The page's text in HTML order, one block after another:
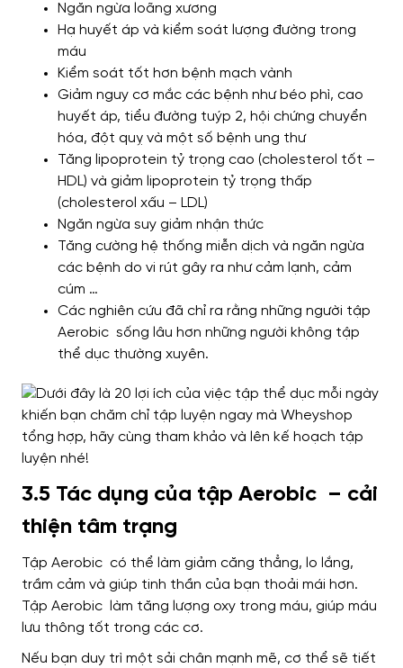
Ngăn ngừa loãng xương
Hạ huyết áp và kiểm soát lượng đường trong
máu
Kiểm soát tốt hơn bệnh mạch vành
Giảm nguy cơ mắc các bệnh như béo phì, cao
huyết áp, tiểu đường tuýp 2, hội chứng chuyển
hóa, đột quỵ và một số bệnh ung thư
Tăng lipoprotein tỷ trọng cao (cholesterol tốt –
HDL) và giảm lipoprotein tỷ trọng thấp
(cholesterol xấu – LDL)
Ngăn ngừa suy giảm nhận thức
Tăng cường hệ thống miễn dịch và ngăn ngừa
các bệnh do vi rút gây ra như cảm lạnh, cảm
cúm …
Các nghiên cứu đã chỉ ra rằng những người tập
Aerobic sống lâu hơn những người không tập
thể dục thường xuyên.
3.5 Tác dụng của tập Aerobic – cải
thiện tâm trạng
Tập Aerobic có thể làm giảm căng thẳng, lo lắng,
trầm cảm và giúp tinh thần của bạn thoải mái hơn.
Tập Aerobic làm tăng lượng oxy trong máu, giúp máu
lưu thông tốt trong các cơ.
Nếu bạn duy trì một sải chân mạnh mẽ, cơ thể sẽ tiết